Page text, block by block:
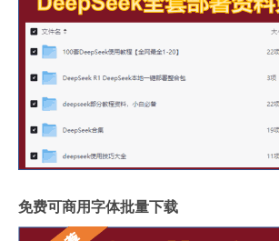
免费可商用字体批量下载